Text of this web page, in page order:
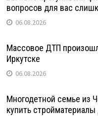
вопросов для вас
06.08.2026
Массовое ДТП
Иркутске
06.08.2026
Многодетной семье из
купить